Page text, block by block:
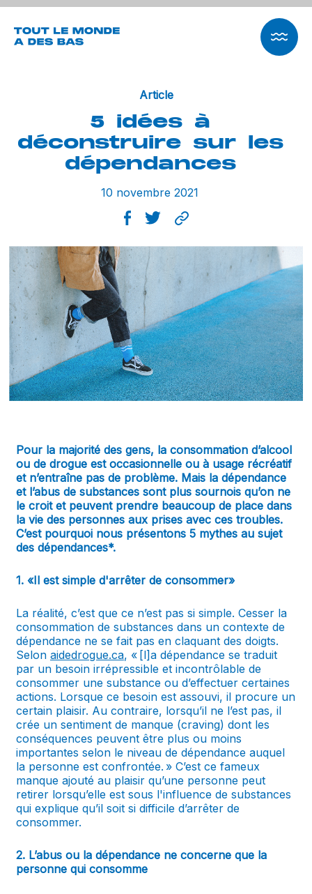
Article
5 idées
à
déconstruire
sur
les
dépendances
10 novembre 2021
Pour la majorité des gens, la consommation d’alcool
ou de drogue est occasionnelle ou à usage récréatif
et n’entraîne pas de problème. Mais la dépendance
et l’abus de substances sont plus sournois qu’on ne
le croit et peuvent prendre beaucoup de place dans
la vie des personnes aux prises avec ces troubles.
C’est pourquoi nous présentons 5 mythes au sujet
des dépendances*.
1. «Il est simple d'arrêter de consommer»
La réalité, c’est que ce n’est pas si simple. Cesser la
consommation de substances dans un contexte de
dépendance ne se fait pas en claquant des doigts.
Selon aidedrogue.ca, « [l]a dépendance se traduit
par un besoin irrépressible et incontrôlable de
consommer une substance ou d’effectuer certaines
actions. Lorsque ce besoin est assouvi, il procure un
certain plaisir. Au contraire, lorsqu’il ne l’est pas, il
crée un sentiment de manque (craving) dont les
conséquences peuvent être plus ou moins
importantes selon le niveau de dépendance auquel
la personne est confrontée. » C’est ce fameux
manque ajouté au plaisir qu’une personne peut
retirer lorsqu’elle est sous l'influence de substances
qui explique qu’il soit si difficile d’arrêter de
consommer.
2. L’abus ou la dépendance ne concerne que la
personne qui consomme